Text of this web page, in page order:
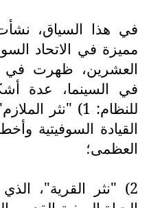
في هذا السياق،
مميزة في الاتحاد
العشرين، ظهرت في
في السينما، عدة
للنظام: 1) "نثر
القيادة السوفيتية
العظمى؛
2) "نثر القرية"،